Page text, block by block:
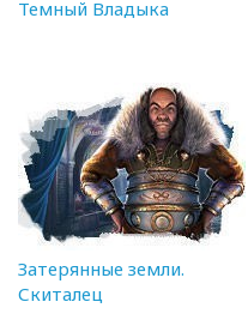
Темный Владыка
Затерянные земли.
Скиталец